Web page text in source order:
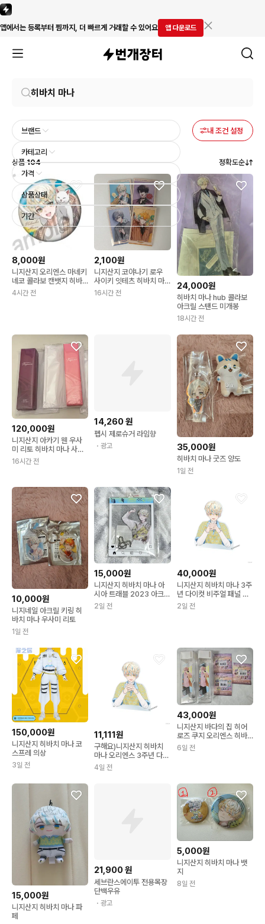
앱에서는 등록부터 찜까지, 더 빠르게 거래할 수 있어요 앱 다운로드
브랜드
카테고리
가격
상품상태
기간
내 조건 설정
상품 104 정확도순
8,000원
니지산지 오리엔스 마네키
네코 콜라보 캔뱃지 히바
치 마나 LD 양도 처분
4시간 전
2,100원
니지산지 코야나기 로우
사이키 잇테츠 히바치 마
나 우사미 리토 체키 교환
16시간 전
24,000원
히바치 마나 hub 콜라보
아크릴 스탠드 미개봉
18시간 전
120,000원
니지산지 아카기 웬 우사
미 리토 히바치 마나 사이
키 잇테츠 코야나기 로우
호시루베 쇼 이나미 라이
16시간 전
14,260원
펩시 제로슈거 라임향
・광고 35,000원
히바치 마나 굿즈 양도
1일 전
10,000원
니지네일 아크릴 키링 히
바치 마나 우사미 리토
1일 전
15,000원
니지산지 히바치 마나 아
시아 트래블 2023 아크릴
키홀더
2일 전
40,000원
니지산지 히바치 마나 3주
년 다이컷 비주얼 패널 아
크스타 양도
2일 전
150,000원
니지산지 히바치 마나 코
스프레 의상
3일 전
11,111원
구해요)니지산지 히바치
마나 오리엔스 3주년 다이
컷 아크릴 판넬
4일 전
43,000원
니지산지 바다의 집 히어
로즈 쿠지 오리엔스 히바
치 마나 굿즈
6일 전
15,000원
니지산지 히바치 마나 파
페
21,900원
세브란스에이투 전용목장
단백우유
・광고
5,000원
니지산지 히바치 마나 뱃
지
8일 전